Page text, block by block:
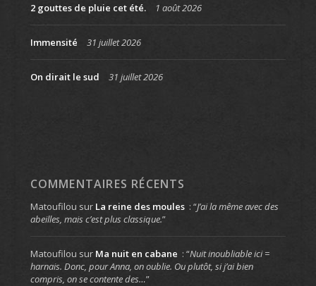
2 gouttes de pluie cet été. 1 août 2026
Immensité 31 juillet 2026
On dirait le sud 31 juillet 2026
COMMENTAIRES RÉCENTS
Matoufilou sur La reine des moules : “J’ai la même avec des
abeilles, mais c’est plus classique.”
Matoufilou sur Ma nuit en cabane : “Nuit inoubliable ici =
harnais. Donc, pour Anna, on oublie. Ou plutôt, si j’ai bien
compris, on se contente des…”